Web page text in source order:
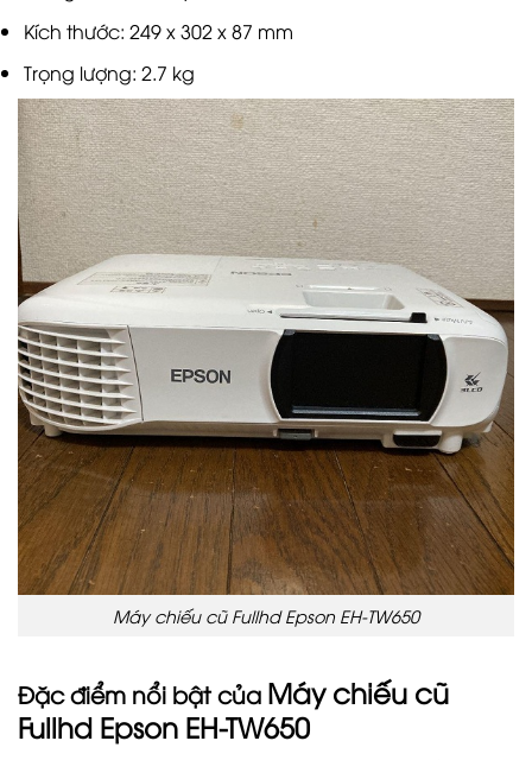
Kích thước: 249 x 302 x 87 mm
Trọng lượng: 2.7 kg
Máy chiếu cũ Fullhd Epson EH-TW650
Đặc điểm nổi bật của Máy chiếu cũ
Fullhd Epson EH-TW650